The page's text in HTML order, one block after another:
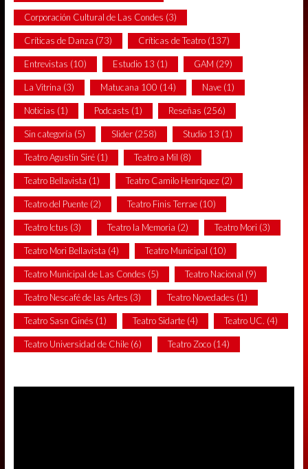
Corporación Cultural de Las Condes (3)
Críticas de Danza (73) Críticas de Teatro(137)
Entrevistas (10) Estudio 13 (1) GAM (29)
La Vitrina (3) Matucana 100 (14) Nave(1)
Noticias (1) Podcasts (1) Reseñas (256)
Sin categoría (5) Slider(258) Studio 13 (1)
Teatro Agustín Siré(1) Teatro a Mil (8)
Teatro Bellavista (1) Teatro Camilo Henríquez(2)
Teatro del Puente(2) Teatro Finis Terrae(10)
Teatro Ictus (3) Teatro la Memoria (2) Teatro Mori (3)
Teatro Mori Bellavista (4) Teatro Municipal (10)
Teatro Municipal de Las Condes (5) Teatro Nacional (9)
Teatro Nescafé de las Artes (3) Teatro Novedades (1)
Teatro Sasn Ginés (1) Teatro Sidarte(4) Teatro UC. (4)
Teatro Universidad de Chile(6) Teatro Zoco(14)